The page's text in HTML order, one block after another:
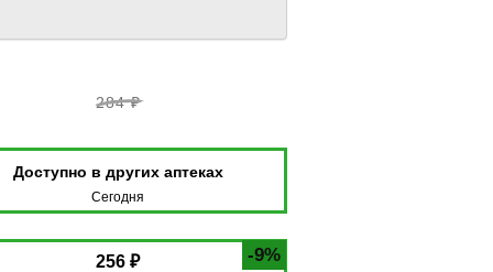
284 ₽
Доступно в других аптеках
Сегодня
-9%
256 ₽